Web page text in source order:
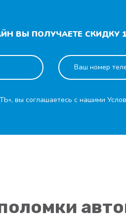
ВЫ ПОЛУЧАЕТЕ СКИДКУ
вы соглашаетесь с нашими